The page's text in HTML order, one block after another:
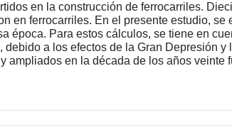
en la construcción de ferrocarriles.
en ferrocarriles. En el presente estudio,
época. Para estos cálculos, se tiene en
a los efectos de la Gran Depresión
ampliados en la década de los años